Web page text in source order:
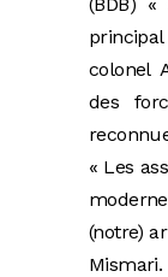
colonel
des
« Les
(notre)
Mismari.